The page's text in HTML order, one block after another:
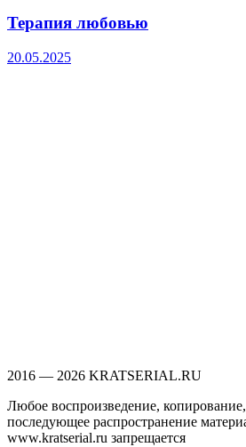
Терапия любовью
20.05.2025
2016 — 2026 KRATSERIAL.RU
Любое воспроизведение,
последующее распространение
www.kratserial.ru запрещается